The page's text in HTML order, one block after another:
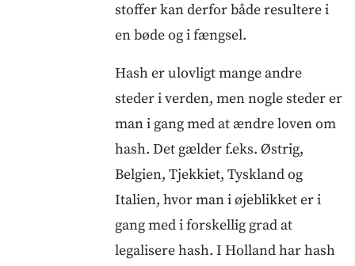
stoffer kan derfor både resultere i
en bøde og i fængsel.
Hash er ulovligt mange andre
steder i verden, men nogle steder er
man i gang med at ændre loven om
hash. Det gælder f.eks. Østrig,
Belgien, Tjekkiet, Tyskland og
Italien, hvor man i øjeblikket er i
gang med i forskellig grad at
legalisere hash. I Holland har hash